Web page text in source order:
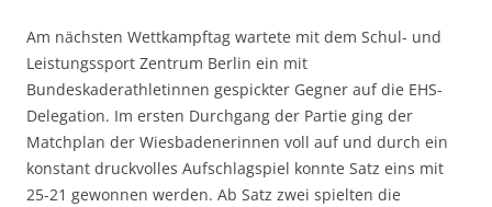
Am nächsten Wettkampftag wartete mit dem Schul- und
Leistungssport Zentrum Berlin ein mit
Bundeskaderathletinnen gespickter Gegner auf die EHS-
Delegation. Im ersten Durchgang der Partie ging der
Matchplan der Wiesbadenerinnen voll auf und durch ein
konstant druckvolles Aufschlagspiel konnte Satz eins mit
25-21 gewonnen werden. Ab Satz zwei spielten die